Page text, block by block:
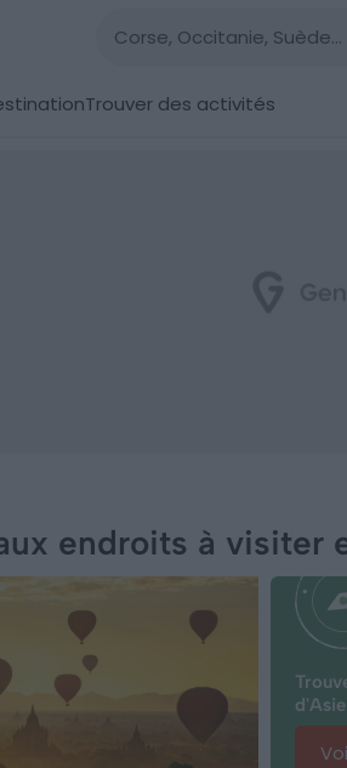
Trouver des activités
endroits à visiter
d'Asie